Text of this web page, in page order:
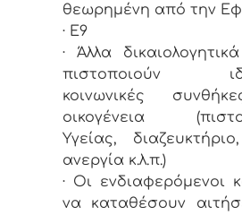
θεωρημένη από την
· Ε9
· Άλλα
πιστοποιούν
κοινωνικές
οικογένεια
Υγείας,
ανεργία κ.λ.π.)
· Οι ενδιαφερόμενοι
να καταθέσουν